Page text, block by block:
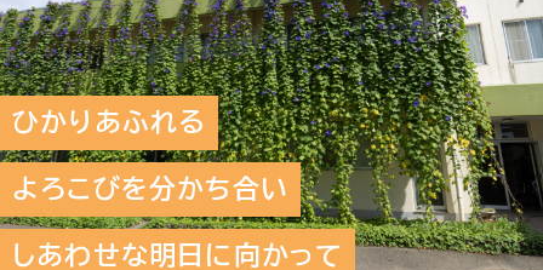
ひかりあふれる
よろこびを分かち合い
しあわせな明日に向かって